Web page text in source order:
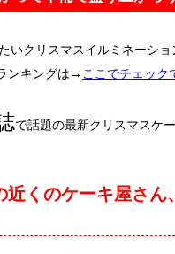
いクリスマスイルミネーシ
ンキングは→ ここでチェック
で話題の最新クリスマスケ
近くのケーキ屋さ